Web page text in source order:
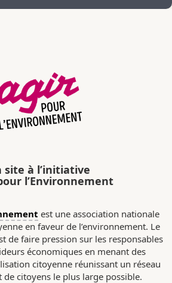
site à l’initiative
l’Environnement
est une association nationale
en faveur de l’environnement. Le
de faire pression sur les responsables
économiques en menant des
citoyenne réunissant un réseau
de citoyens le plus large possible.